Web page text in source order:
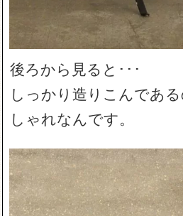
後ろから見ると･･･
しっかり造りこんであ
しゃれなんです。